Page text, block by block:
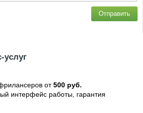
Отправить
услуг
от500 руб.
интерфейс работы, гарантия